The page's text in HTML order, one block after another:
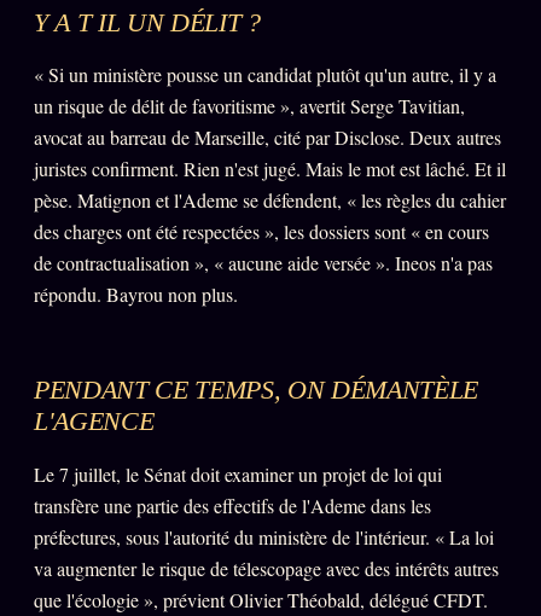
Y A T IL UN DÉLIT ?
« Si un ministère pousse un candidat plutôt qu'un autre, il y a
un risque de délit de favoritisme », avertit Serge Tavitian,
avocat au barreau de Marseille, cité par Disclose. Deux autres
juristes confirment. Rien n'est jugé. Mais le mot est lâché. Et il
pèse. Matignon et l'Ademe se défendent, « les règles du cahier
des charges ont été respectées », les dossiers sont « en cours
de contractualisation », « aucune aide versée ». Ineos n'a pas
répondu. Bayrou non plus.
PENDANT CE TEMPS, ON DÉMANTÈLE
L'AGENCE
Le 7 juillet, le Sénat doit examiner un projet de loi qui
transfère une partie des effectifs de l'Ademe dans les
préfectures, sous l'autorité du ministère de l'intérieur. « La loi
va augmenter le risque de télescopage avec des intérêts autres
que l'écologie », prévient Olivier Théobald, délégué CFDT.